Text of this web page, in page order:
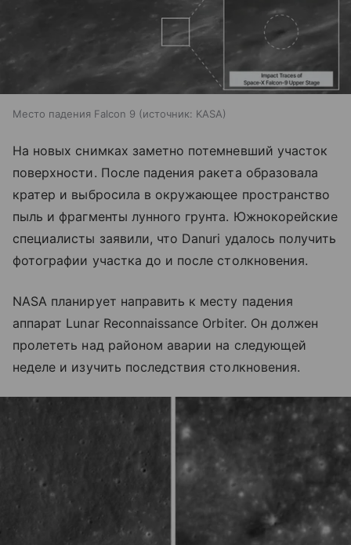
Место падения Falcon 9 источник: KASA
На новых снимках заметно потемневший участок
поверхности. После падения ракета образовала
кратер и выбросила в окружающее пространство
пыль и фрагменты лунного грунта. Южнокорейские
специалисты заявили, что Danuri удалось получить
фотографии участка до и после столкновения.
NASA планирует направить к месту падения
аппарат Lunar Reconnaissance Orbiter. Он должен
пролететь над районом аварии на следующей
неделе и изучить последствия столкновения.